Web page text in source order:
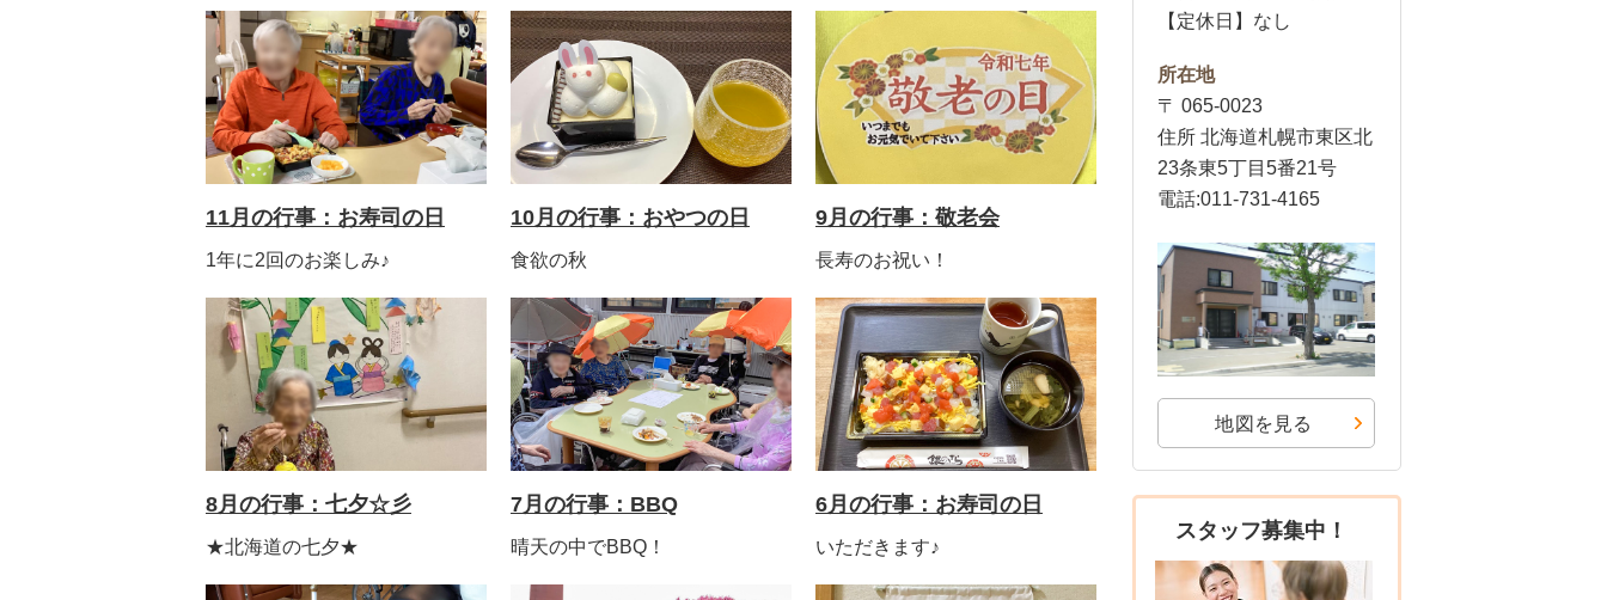
11月の行事：お寿司の日
1年に2回のお楽しみ♪
10月の行事：おやつの日
食欲の秋
9月の行事：敬老会
長寿のお祝い！
8月の行事：七夕☆彡
★北海道の七夕★
7月の行事：BBQ
晴天の中でBBQ！
6月の行事：お寿司の日
いただきます♪
【定休日】なし
所在地
〒 065-0023
住所 北海道札幌市東区北
23条東5丁目5番21号
電話:011-731-4165
地図を見る
スタッフ募集中！